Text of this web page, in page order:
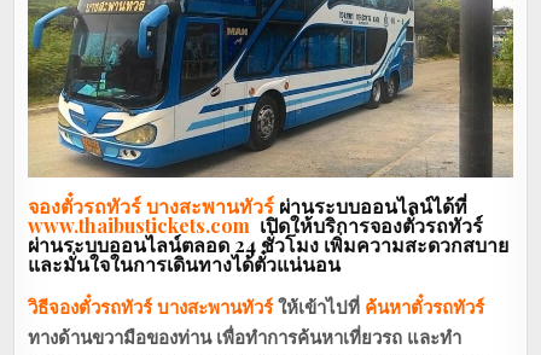
จองตั๋วรถทัวร์ บางสะพานทัวร์ ผ่านระบบออนไลน์ได้ที่
www.thaibustickets.com เปิดให้บริการจองตั๋วรถทัวร์
ผ่านระบบออนไลน์ตลอด 24 ชั่วโมง เพิ่มความสะดวกสบาย
และมั่นใจในการเดินทางได้ตั๋วแน่นอน
วิธีจองตั๋วรถทัวร์ บางสะพานทัวร์ให้เข้าไปที่ ค้นหาตั๋วรถทัวร์
ทางด้านขวามือของท่าน เพื่อทำการค้นหาเที่ยวรถ และทำ